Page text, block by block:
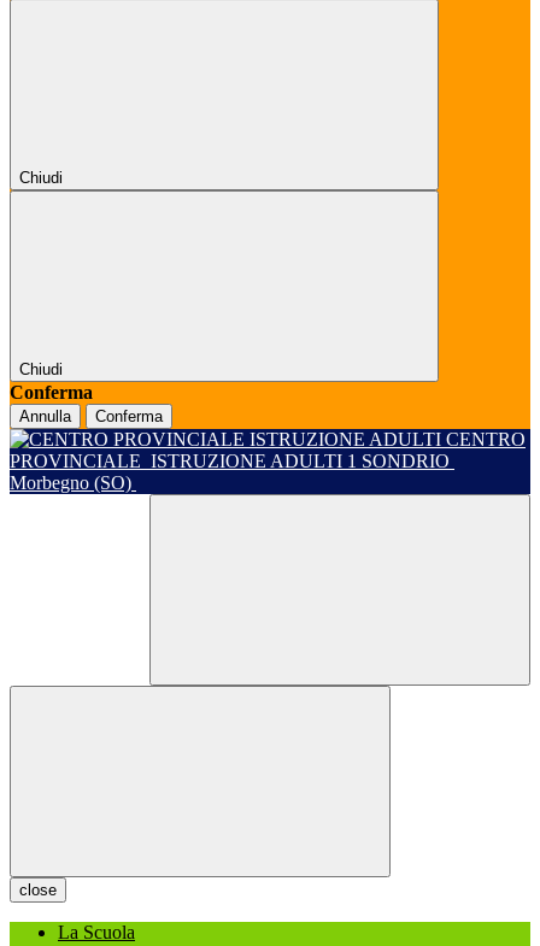
Chiudi
Chiudi
Conferma
Annulla Conferma
CENTRO
PROVINCIALE ISTRUZIONE ADULTI 1 SONDRIO
Morbegno (SO)
close
La Scuola